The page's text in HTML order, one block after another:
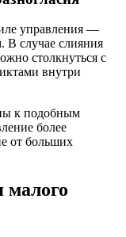
управления —
В случае слияния
столкнуться с
внутри
к подобным
более
от больших
малого